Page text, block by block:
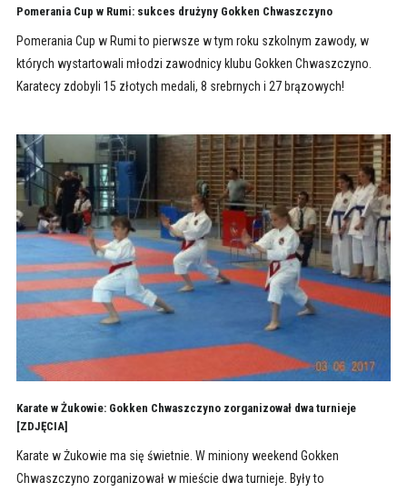
Pomerania Cup w Rumi: sukces drużyny Gokken Chwaszczyno
Pomerania Cup w Rumi to pierwsze w tym roku szkolnym zawody, w
których wystartowali młodzi zawodnicy klubu Gokken Chwaszczyno.
Karatecy zdobyli 15 złotych medali, 8 srebrnych i 27 brązowych!
Karate w Żukowie: Gokken Chwaszczyno zorganizował dwa turnieje
[ZDJĘCIA]
Karate w Żukowie ma się świetnie. W miniony weekend Gokken
Chwaszczyno zorganizował w mieście dwa turnieje. Były to